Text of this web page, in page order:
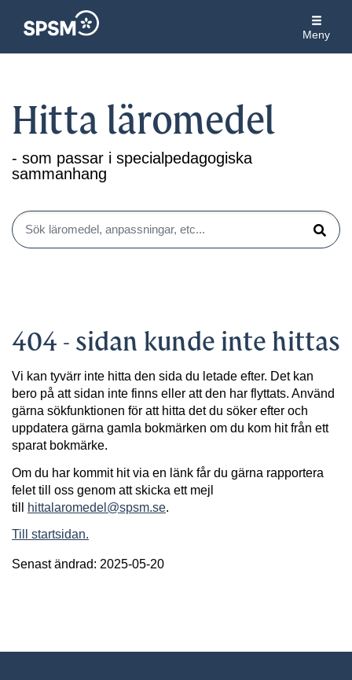
Meny
Hitta läromedel
- som passar i specialpedagogiska
sammanhang
Sök läromedel, anpassningar, etc...
Sök
404 - sidan kunde inte hittas
Vi kan tyvärr inte hitta den sida du letade efter. Det kan
bero på att sidan inte finns eller att den har flyttats. Använd
gärna sökfunktionen för att hitta det du söker efter och
uppdatera gärna gamla bokmärken om du kom hit från ett
sparat bokmärke.
Om du har kommit hit via en länk får du gärna rapportera
felet till oss genom att skicka ett mejl
till
hittalaromedel@spsm.se.
Till startsidan.
Senast ändrad: 2025-05-20